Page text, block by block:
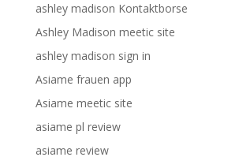
ashley madison Kontaktborse
Ashley Madison meetic site
ashley madison sign in
Asiame frauen app
Asiame meetic site
asiame pl review
asiame review